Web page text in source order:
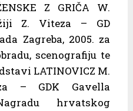
Z GRIČA W.
Z. Viteza – GD
Zagreba, 2005. za
scenografiju te
LATINOVICZ M.
– GDK Gavella
hrvatskog